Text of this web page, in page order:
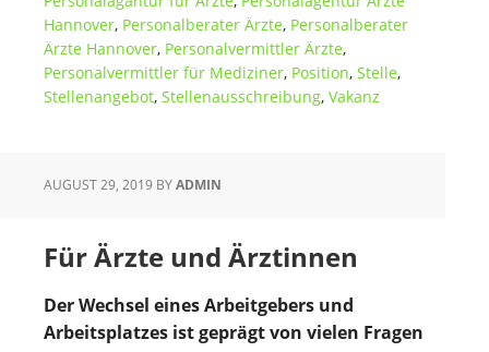
Hannover, Personalberater Ärzte, Personalberater
Ärzte Hannover, Personalvermittler Ärzte,
Personalvermittler für Mediziner, Position, Stelle,
Stellenangebot, Stellenausschreibung, Vakanz
AUGUST 29, 2019 BYADMIN
Für Ärzte und Ärztinnen
Der Wechsel eines Arbeitgebers und
Arbeitsplatzes ist geprägt von vielen Fragen